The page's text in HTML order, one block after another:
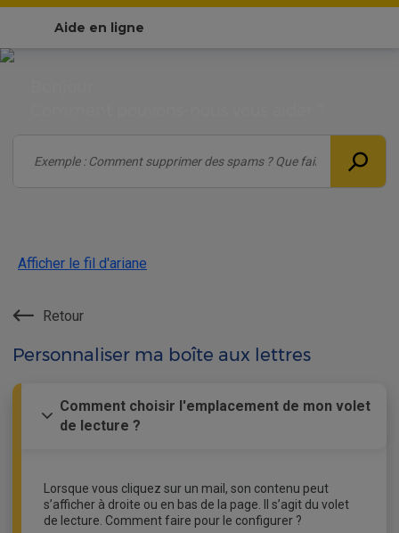
Aide en ligne
Afficher le fil d'ariane
Retour
Personnaliser ma boîte aux lettres
Comment choisir l'emplacement de mon volet
de lecture ?
Lorsque vous cliquez sur un mail, son contenu peut
s’afficher à droite ou en bas de la page. Il s’agit du volet
de lecture. Comment faire pour le configurer ?